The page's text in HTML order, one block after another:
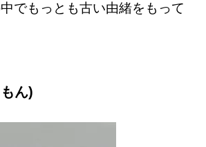
でもっとも古い由緒をもって
ん)